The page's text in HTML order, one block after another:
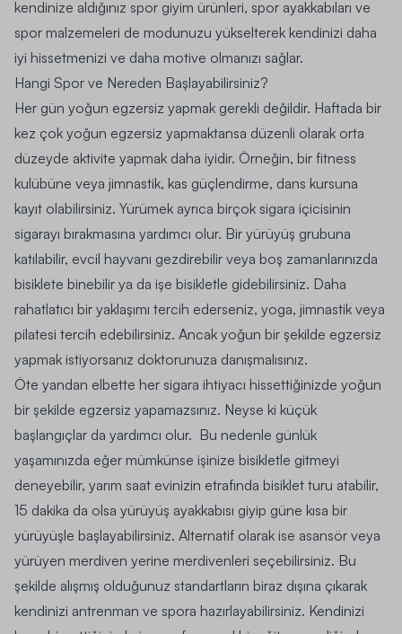
kendinize aldığınız spor giyim ürünleri, spor ayakkabıları ve
spor malzemeleri de modunuzu yükselterek kendinizi daha
iyi hissetmenizi ve daha motive olmanızı sağlar.
Hangi Spor ve Nereden Başlayabilirsiniz?
Her gün yoğun egzersiz yapmak gerekli değildir. Haftada bir
kez çok yoğun egzersiz yapmaktansa düzenli olarak orta
düzeyde aktivite yapmak daha iyidir. Örneğin, bir fitness
kulübüne veya jimnastik, kas güçlendirme, dans kursuna
kayıt olabilirsiniz. Yürümek ayrıca birçok sigara içicisinin
sigarayı bırakmasına yardımcı olur. Bir yürüyüş grubuna
katılabilir, evcil hayvanı gezdirebilir veya boş zamanlarınızda
bisiklete binebilir ya da işe bisikletle gidebilirsiniz. Daha
rahatlatıcı bir yaklaşımı tercih ederseniz, yoga, jimnastik veya
pilatesi tercih edebilirsiniz. Ancak yoğun bir şekilde egzersiz
yapmak istiyorsanız doktorunuza danışmalısınız.
Öte yandan elbette her sigara ihtiyacı hissettiğinizde yoğun
bir şekilde egzersiz yapamazsınız. Neyse ki küçük
başlangıçlar da yardımcı olur. Bu nedenle günlük
yaşamınızda eğer mümkünse işinize bisikletle gitmeyi
deneyebilir, yarım saat evinizin etrafında bisiklet turu atabilir,
15 dakika da olsa yürüyüş ayakkabısı giyip güne kısa bir
yürüyüşle başlayabilirsiniz. Alternatif olarak ise asansör veya
yürüyen merdiven yerine merdivenleri seçebilirsiniz. Bu
şekilde alışmış olduğunuz standartların biraz dışına çıkarak
kendinizi antrenman ve spora hazırlayabilirsiniz. Kendinizi